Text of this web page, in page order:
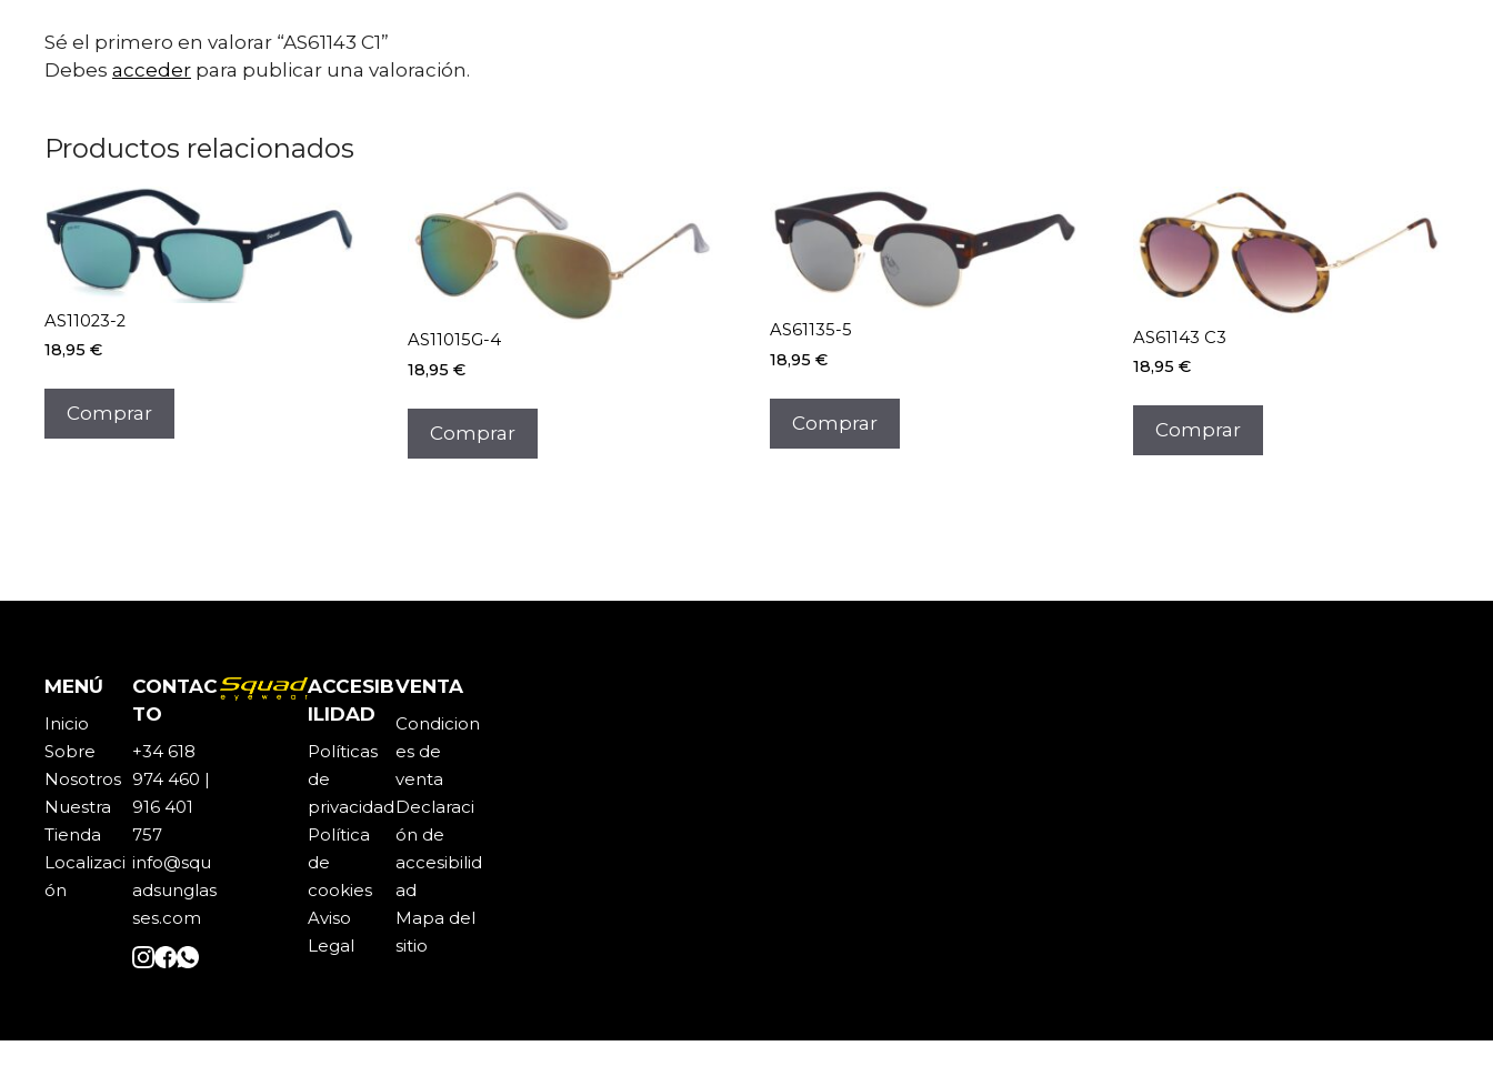
Sé el primero en valorar “AS61143 C1”
Debes acceder para publicar una valoración.
Productos relacionados
AS11023-2
18,95 €
Comprar
AS11015G-4
18,95 €
Comprar
AS61135-5
18,95€
Comprar
AS61143 C3
18,95€
Comprar
MENÚ
Inicio
Sobre
Nosotros
Nuestra
Tienda
Localizaci
ón
CONTAC
TO
+34 618
974 460 |
916 401
757
info@squ
adsunglas
ses.com
ACCESIB
ILIDAD
Políticas
de
privacidad
Política
de
cookies
Aviso
Legal
VENTA
Condicion
es de
venta
Declaraci
ón de
accesibilid
ad
Mapa del
sitio